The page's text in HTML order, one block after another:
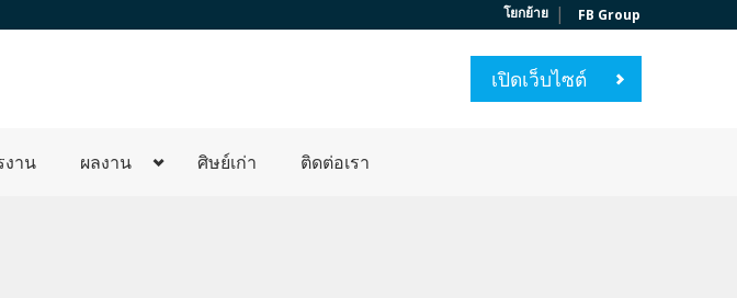
โยกย้าย | FB Group
เปิดเว็บไซต์
าน ผลงาน ศิษย์เก่า ติดต่อเรา